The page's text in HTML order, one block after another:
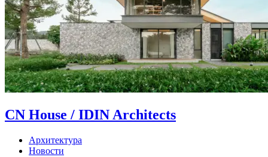
CN House / IDIN Architects
Архитектура
Новости